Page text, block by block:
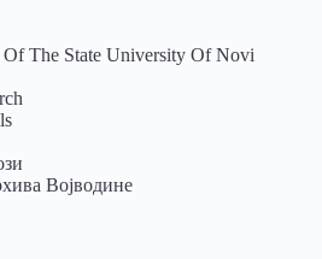
The State University Of Novi
Војводине